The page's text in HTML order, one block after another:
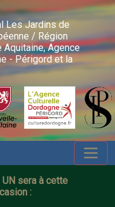
Les Jardins de
/ Région
Aquitaine, Agence
- Périgord et la
UN sera à cette
: